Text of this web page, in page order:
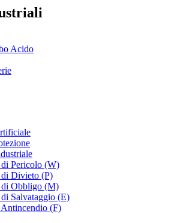
Acido
Pericolo (W)
Divieto (P)
Obbligo (M)
Salvataggio (E)
(F)